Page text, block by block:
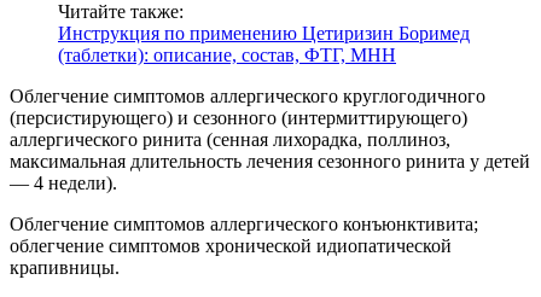
Читайте также:
Инструкция по применению Цетиризин Боримед
(таблетки): описание, состав, ФТГ, МНН
Облегчение симптомов аллергического круглогодичного
(персистирующего) и сезонного (интермиттирующего)
аллергического ринита (сенная лихорадка, поллиноз,
максимальная длительность лечения сезонного ринита у детей
— 4 недели).
Облегчение симптомов аллергического конъюнктивита;
облегчение симптомов хронической идиопатической
крапивницы.